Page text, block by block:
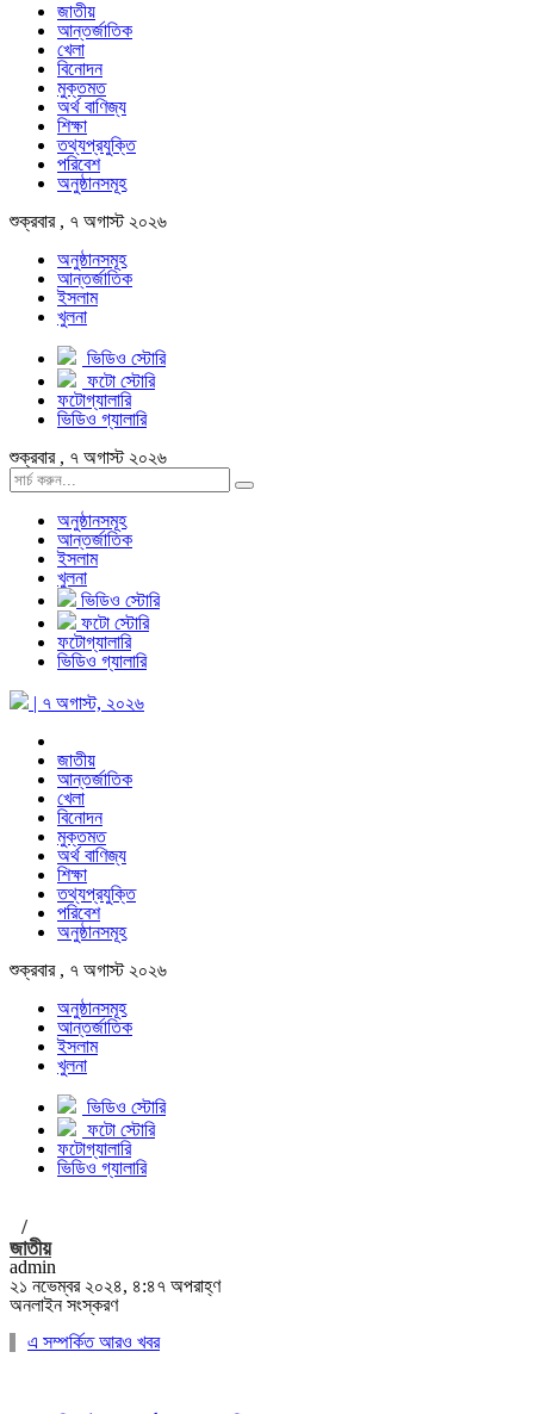
জাতীয়
আন্তর্জাতিক
খেলা
বিনোদন
মুক্তমত
অর্থ বাণিজ্য
শিক্ষা
তথ্যপ্রযুক্তি
পরিবেশ
অনুষ্ঠানসমূহ
শুক্রবার , ৭ অগাস্ট ২০২৬
অনুষ্ঠানসমূহ
আন্তর্জাতিক
ইসলাম
খুলনা
ভিডিও স্টোরি
ফটো স্টোরি
ফটোগ্যালারি
ভিডিও গ্যালারি
শুক্রবার , ৭ অগাস্ট ২০২৬
অনুষ্ঠানসমূহ
আন্তর্জাতিক
ইসলাম
খুলনা
ভিডিও স্টোরি
ফটো স্টোরি
ফটোগ্যালারি
ভিডিও গ্যালারি
| ৭ অগাস্ট, ২০২৬
জাতীয়
আন্তর্জাতিক
খেলা
বিনোদন
মুক্তমত
অর্থ বাণিজ্য
শিক্ষা
তথ্যপ্রযুক্তি
পরিবেশ
অনুষ্ঠানসমূহ
শুক্রবার , ৭ অগাস্ট ২০২৬
অনুষ্ঠানসমূহ
আন্তর্জাতিক
ইসলাম
খুলনা
ভিডিও স্টোরি
ফটো স্টোরি
ফটোগ্যালারি
ভিডিও গ্যালারি
/
জাতীয়
admin
২১ নভেম্বর ২০২৪, ৪:৪৭ অপরাহ্ণ
অনলাইন সংস্করণ
এ সম্পর্কিত আরও খবর